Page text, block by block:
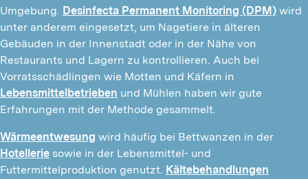
Umgebung. Desinfecta Permanent Monitoring (DPM) wird
unter anderem eingesetzt, um Nagetiere in älteren
Gebäuden in der Innenstadt oder in der Nähe von
Restaurants und Lagern zu kontrollieren. Auch bei
Lebensmittelbetrieben und Mühlen haben wir gute
Erfahrungen mit der Methode gesammelt.
Wärmeentwesung
Hotellerie sowie in der Lebensmittel- und
Futtermittelproduktion genutzt. Kältebehandlungen